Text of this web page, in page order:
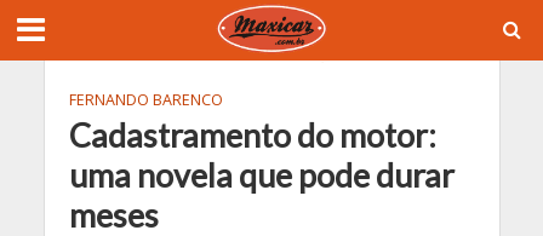
FERNANDO BARENCO
Cadastramento do motor:
uma novela que pode durar
meses